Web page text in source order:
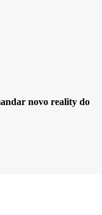
novo reality do